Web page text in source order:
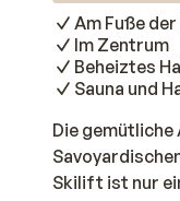
Am Fuße
Im Zentrum
Beheiztes
Sauna und
Die
Skilift ist nur